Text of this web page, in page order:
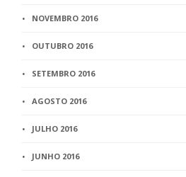
NOVEMBRO 2016
OUTUBRO 2016
SETEMBRO 2016
AGOSTO 2016
JULHO 2016
JUNHO 2016